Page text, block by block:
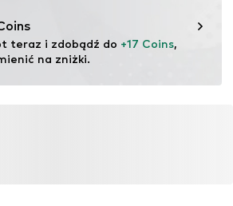
teraz i zdobądź do +17 Coins,
na zniżki.